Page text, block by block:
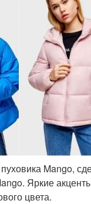
Mango,
Яркие
цвета.